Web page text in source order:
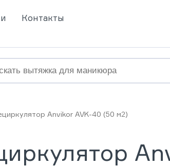
Контакты
Anvikor AVK-40 (50 м2)